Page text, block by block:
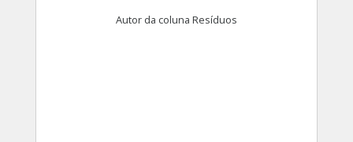
Autor da coluna Resíduos